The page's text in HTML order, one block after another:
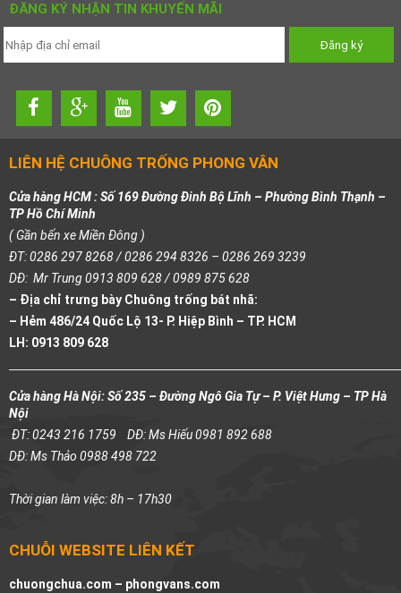
ĐĂNG KÝ NHẬN TIN KHUYẾN MÃI
LIÊN HỆ CHUÔNG TRỐNG PHONG VÂN
Cửa hàng HCM : Số 169 Đường Đinh Bộ Lĩnh – Phường Bình Thạnh –
TP Hồ Chí Minh
( Gần bến xe Miền Đông )
ĐT: 0286 297 8268 / 0286 294 8326 – 0286 269 3239
DĐ: Mr Trung 0913 809 628 / 0989 875 628
– Địa chỉ trưng bày Chuông trống bát nhã:
– Hẻm 486/24 Quốc Lộ 13- P. Hiệp Bình – TP. HCM
LH: 0913 809 628
Cửa hàng Hà Nội: Số 235 – Đường Ngô Gia Tự – P. Việt Hưng – TP Hà
Nội
ĐT: 0243 216 1759 DĐ: Ms Hiếu 0981 892 688
DĐ: Ms Thảo 0988 498 722
Thời gian làm việc: 8h – 17h30
CHUỖI WEBSITE LIÊN KẾT
chuongchua.com – phongvans.com